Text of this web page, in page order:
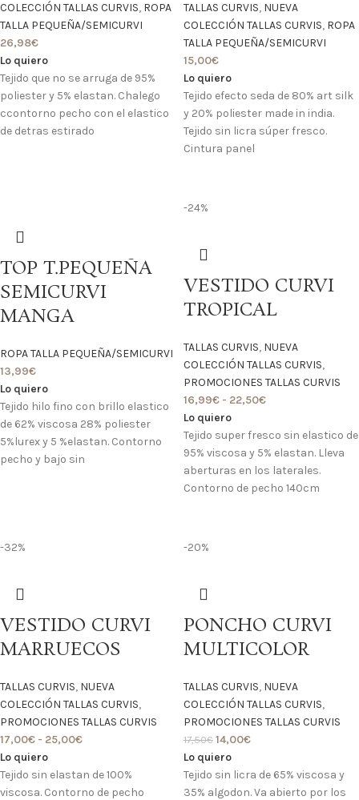
COLECCIÓN TALLAS CURVIS, ROPA
TALLA PEQUEÑA/SEMICURVI
26,98€
Lo quiero
Tejido que no se arruga de 95%
poliester y 5% elastan. Chalego
ccontorno pecho con el elastico
de detras estirado
TALLAS CURVIS, NUEVA
COLECCIÓN TALLAS CURVIS, ROPA
TALLA PEQUEÑA/SEMICURVI
15,00€
Lo quiero
Tejido efecto seda de 80% art silk
y 20% poliester made in india.
Tejido sin licra súper fresco.
Cintura panel
TOP T.PEQUEÑA
SEMICURVI
MANGA
ROPA TALLA PEQUEÑA/SEMICURVI
13,99€
Lo quiero
Tejido hilo fino con brillo elastico
de 62% viscosa 28% poliester
5%lurex y 5 %elastan. Contorno
pecho y bajo sin
-24%
VESTIDO CURVI
TROPICAL
TALLAS CURVIS, NUEVA
COLECCIÓN TALLAS CURVIS,
PROMOCIONES TALLAS CURVIS
16,99€ - 22,50€
Lo quiero
Tejido super fresco sin elastico de
95% viscosa y 5% elastan. Lleva
aberturas en los laterales.
Contorno de pecho 140cm
-32%
VESTIDO CURVI
MARRUECOS
TALLAS CURVIS, NUEVA
COLECCIÓN TALLAS CURVIS,
PROMOCIONES TALLAS CURVIS
17,00€ - 25,00€
Lo quiero
Tejido sin elastan de 100%
viscosa. Contorno de pecho
-20%
PONCHO CURVI
MULTICOLOR
TALLAS CURVIS, NUEVA
COLECCIÓN TALLAS CURVIS,
PROMOCIONES TALLAS CURVIS
17,50€ 14,00€
Lo quiero
Tejido sin licra de 65% viscosa y
35% algodon. Va abierto por los